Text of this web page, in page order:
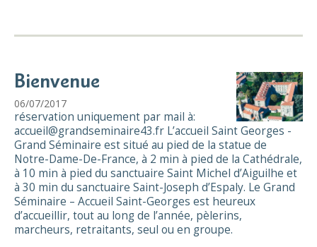
Bienvenue
06/07/2017
réservation uniquement par mail à:
accueil@grandseminaire43.fr L’accueil Saint Georges -
Grand Séminaire est situé au pied de la statue de
Notre-Dame-De-France, à 2 min à pied de la Cathédrale,
à 10 min à pied du sanctuaire Saint Michel d’Aiguilhe et
à 30 min du sanctuaire Saint-Joseph d’Espaly. Le Grand
Séminaire – Accueil Saint-Georges est heureux
d’accueillir, tout au long de l’année, pèlerins,
marcheurs, retraitants, seul ou en groupe.